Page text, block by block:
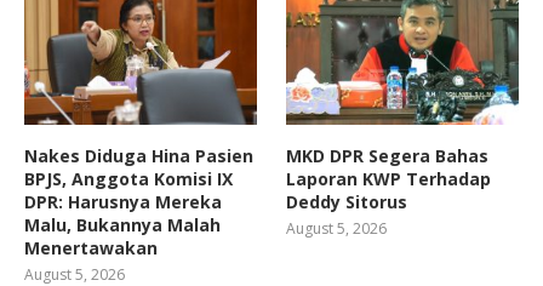
Nakes Diduga Hina Pasien
BPJS, Anggota Komisi IX
DPR: Harusnya Mereka
Malu, Bukannya Malah
Menertawakan
August 5, 2026
MKD DPR Segera Bahas
Laporan KWP Terhadap
Deddy Sitorus
August 5, 2026